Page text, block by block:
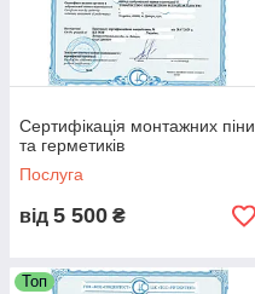
Сертифікація монтажних піни
та герметиків
Послуга
від 5 500 ₴
Топ